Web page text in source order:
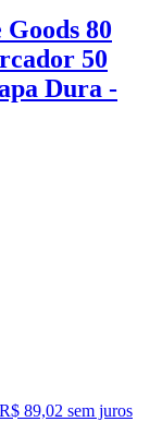
80
50
Dura -
R$ 89,02 sem juros